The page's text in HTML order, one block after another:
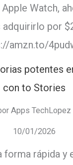
Watch,
adquirirlo por
amzn.to/
potentes
con to Stories
Apps TechLopez
10/01/2026
forma rápida y